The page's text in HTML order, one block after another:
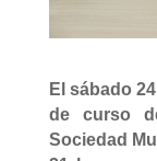
El sábado
de curso
Sociedad